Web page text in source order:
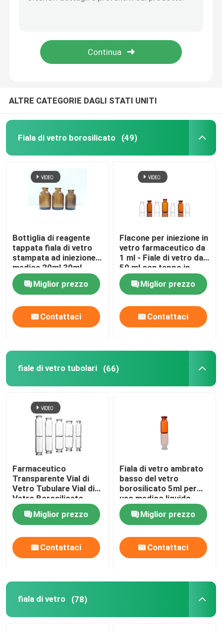
Tubo in vetro borosilicato
Tappo di gomma bromobutilico
Fiale di vetro con tappo a vite
Tappo in alluminio per flaconcino
Tubo di vetro ambrato
Bottiglia di liquido orale
ALTRE CATEGORIE DAGLI STATI UNITI
Fiala di vetro borosilicato (49)
Bottiglia di reagente
tappata fiala di vetro
stampata ad iniezione
medica 20ml 30ml
50ml 100ml
Miglior prezzo
Contattaci
Flacone per iniezione in
vetro farmaceutico da
1 ml - Fiale di vetro da
50 ml con tappo in
gomma
Miglior prezzo
Contattaci
fiale di vetro tubolari (66)
Farmaceutico
Transparente Vial di
Vetro Tubulare Vial di
Vetro Borosilicato
10ml 20ml
Miglior prezzo
Contattaci
Fiala di vetro ambrato
basso del vetro
borosilicato 5ml per
uso medico liquido
farmaceutico
Miglior prezzo
Contattaci
fiala di vetro (78)